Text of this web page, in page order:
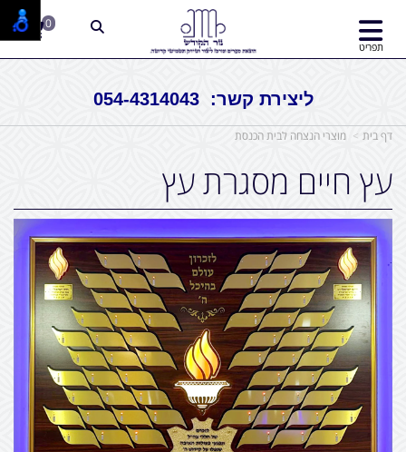
ליצירת קשר: 054-4314043
תפריט
0
דף בית מוצרי הנצחה לבית הכנסת
עץ חיים מסגרת עץ